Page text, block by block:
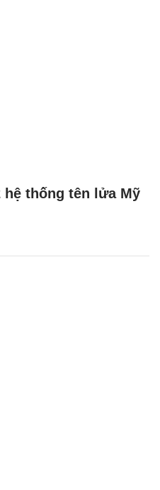
hệ thống tên lửa Mỹ